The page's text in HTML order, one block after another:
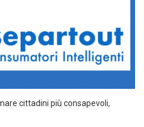
cittadini più consapevoli,